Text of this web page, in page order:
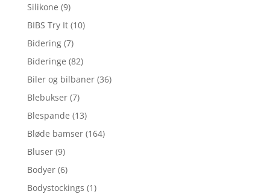
Silikone (9)
BIBS Try It (10)
Bidering (7)
Bideringe (82)
Biler og bilbaner (36)
Blebukser (7)
Blespande (13)
Bløde bamser (164)
Bluser (9)
Bodyer (6)
Bodystockings (1)